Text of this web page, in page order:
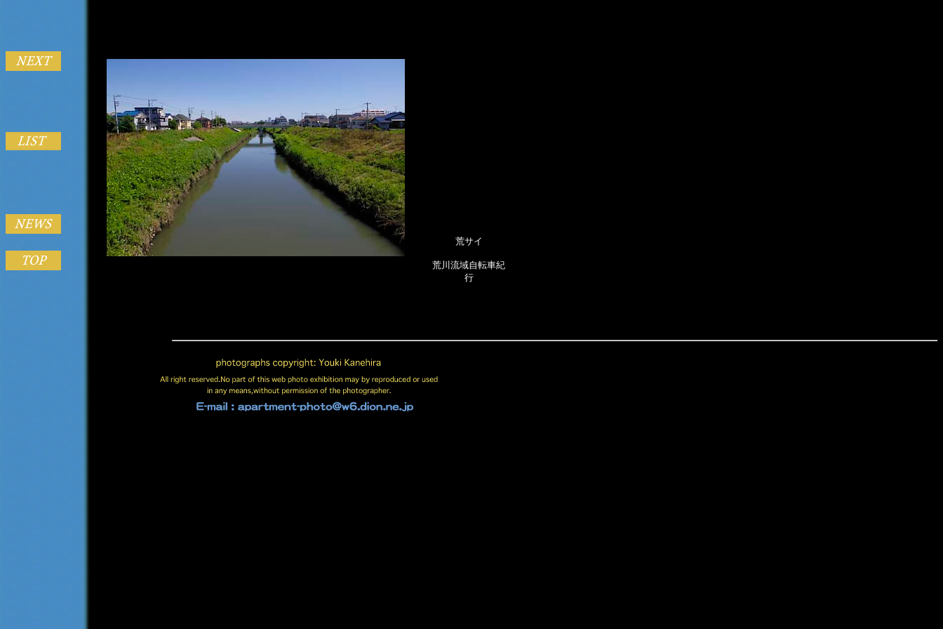
荒サイ
荒川流域自転車紀
行